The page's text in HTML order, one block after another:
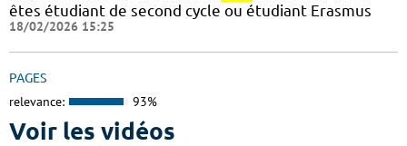
êtes étudiant de second cycle ou étudiant Erasmus
18/02/2026 15:25
PAGES
relevance: 93%
Voir les vidéos